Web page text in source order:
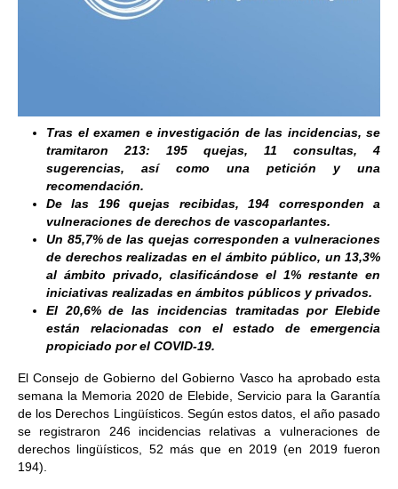
Tras el examen e investigación de las incidencias, se
tramitaron 213:
195 quejas, 11 consultas, 4
sugerencias, así como una petición y una
recomendación.
De las 196 quejas recibidas, 194 corresponden a
vulneraciones de derechos de vascoparlantes.
Un 85,7% de las quejas corresponden a vulneraciones
de derechos realizadas en el ámbito público, un 13,3%
al ámbito privado, clasificándose el 1% restante en
iniciativas realizadas en ámbitos públicos y privados.
El 20,6% de las incidencias tramitadas por Elebide
están relacionadas con el estado de emergencia
propiciado por el COVID-19.
El Consejo de Gobierno del Gobierno Vasco ha aprobado esta
semana la Memoria 2020 de Elebide, Servicio para la Garantía
de los Derechos Lingüísticos. Según estos datos, el año pasado
se registraron 246 incidencias relativas a vulneraciones de
derechos lingüísticos, 52 más que en 2019 (en 2019 fueron
194).